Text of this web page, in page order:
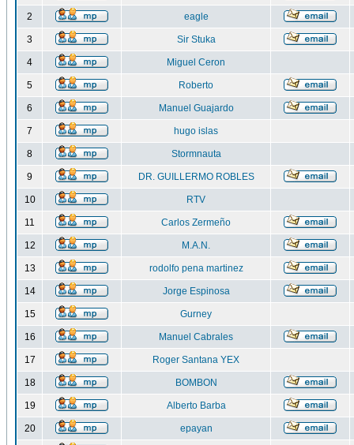
2 eagle
3 Sir Stuka
4 Miguel Ceron
5 Roberto
6 Manuel Guajardo
7 hugo islas
8 Stormnauta
9 DR. GUILLERMO ROBLES
10 RTV
11 Carlos Zermeño
12 M.A.N.
13 rodolfo pena martinez
14 Jorge Espinosa
15 Gurney
16 Manuel Cabrales
17 Roger Santana YEX
18 BOMBON
19 Alberto Barba
20 epayan